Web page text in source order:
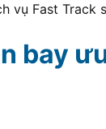
vụ Fast Track
bay